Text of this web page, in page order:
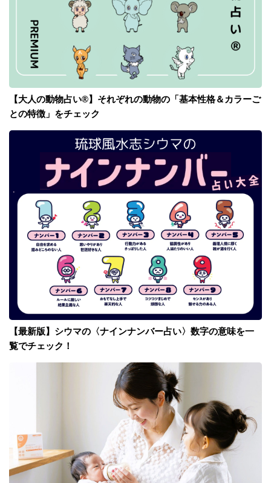
【大人の動物占い®】それぞれの動物の「基本性格＆カラーご
との特徴」をチェック
【最新版】シウマの〈ナインナンバー占い〉数字の意味を一
覧でチェック！